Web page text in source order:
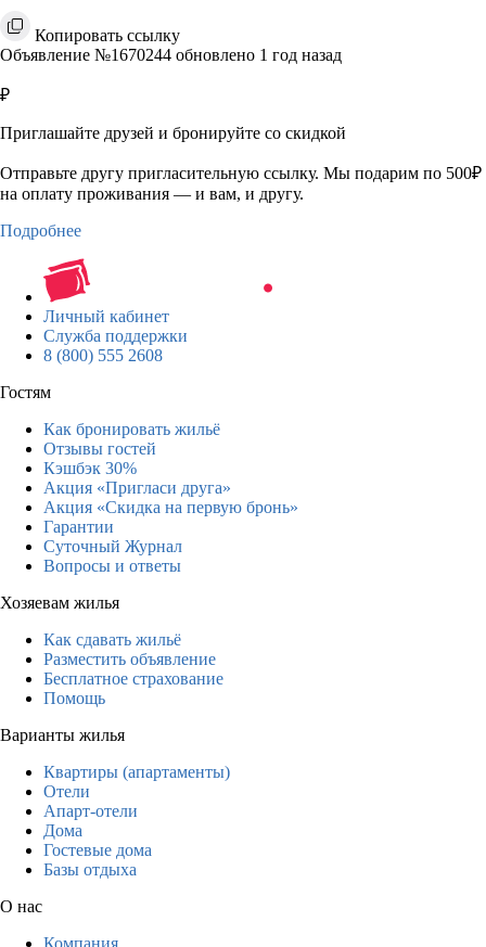
Копировать ссылку
Объявление №1670244 обновлено 1 год назад
₽
Приглашайте друзей и бронируйте со скидкой
Отправьте другу пригласительную ссылку. Мы подарим по 500₽
на оплату проживания — и вам, и другу.
Подробнее
Личный кабинет
Служба поддержки
8 (800) 555 2608
Гостям
Как бронировать жильё
Отзывы гостей
Кэшбэк 30%
Акция «Пригласи друга»
Акция «Скидка на первую бронь»
Гарантии
Суточный Журнал
Вопросы и ответы
Хозяевам жилья
Как сдавать жильё
Разместить объявление
Бесплатное страхование
Помощь
Варианты жилья
Квартиры (апартаменты)
Отели
Апарт-отели
Дома
Гостевые дома
Базы отдыха
О нас
Компания